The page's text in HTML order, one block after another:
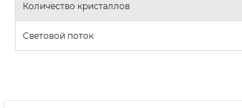
Количество кристаллов
Световой поток